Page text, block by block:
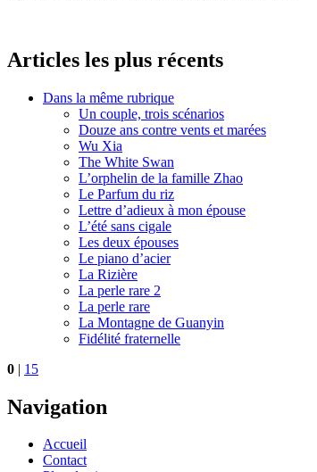
Articles les plus récents
Dans la même rubrique
Un couple, trois scénarios
Douze ans contre vents et marées
Wu Xia
The White Swan
L’orphelin de la famille Zhao
Le Parfum du riz
Lettre d’adieux à mon épouse
L’été sans cigale
Les deux épouses
Le piano d’acier
La Rizière
La perle rare 2
La perle rare
La Montagne de Guanyin
Fidélité fraternelle
0 | 15
Navigation
Accueil
Contact